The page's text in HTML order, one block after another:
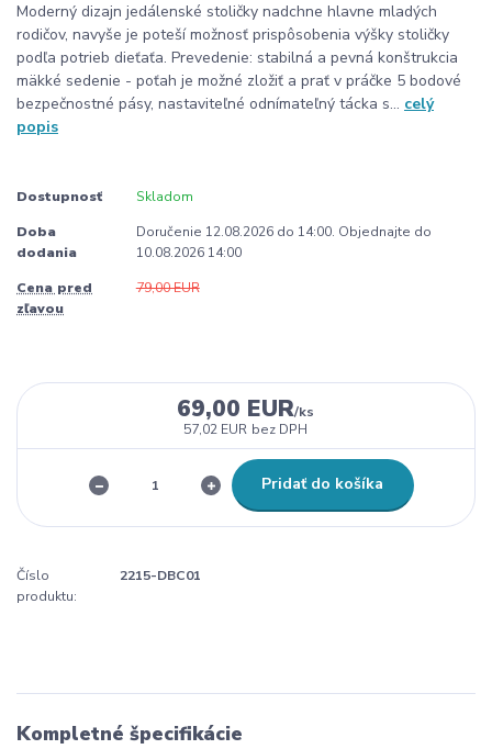
Moderný dizajn jedálenské stoličky nadchne hlavne mladých
rodičov, navyše je poteší možnosť prispôsobenia výšky stoličky
podľa potrieb dieťaťa. Prevedenie: stabilná a pevná konštrukcia
mäkké sedenie - poťah je možné zložiť a prať v práčke 5 bodové
bezpečnostné pásy, nastaviteľné odnímateľný tácka s... celý
popis
Dostupnosť Skladom
Doba
dodania
Doručenie 12.08.2026 do 14:00. Objednajte do
10.08.2026 14:00
Cena pred
zľavou
79,00 EUR
69,00 EUR/ks
57,02 EUR bez DPH
Pridať do košíka
Číslo
produktu:
2215-DBC01
Kompletné špecifikácie